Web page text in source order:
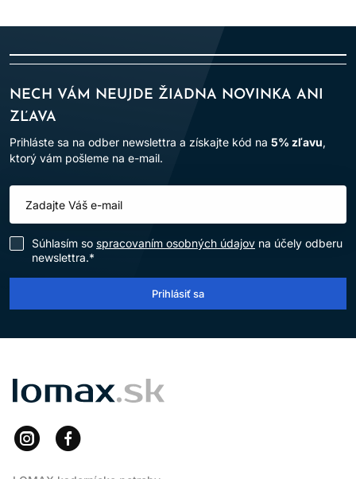
NECH VÁM NEUJDE ŽIADNA NOVINKA ANI
ZĽAVA
Prihláste sa na odber newslettra a získajte kód na 5% zľavu,
ktorý vám pošleme na e-mail.
Súhlasím so spracovaním osobných údajov na účely odberu
newslettra.*
Prihlásiť sa
LOMAX